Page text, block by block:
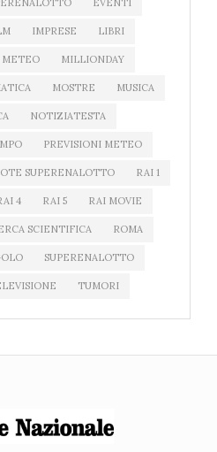
IMPRESE LIBRI
METEO MILLIONDAY
MOSTRE MUSICA
NOTIZIATESTA
PREVISIONI METEO
SUPERENALOTTO RAI 1
4 RAI 5 RAI MOVIE
SCIENTIFICA ROMA
SUPERENALOTTO
TUMORI